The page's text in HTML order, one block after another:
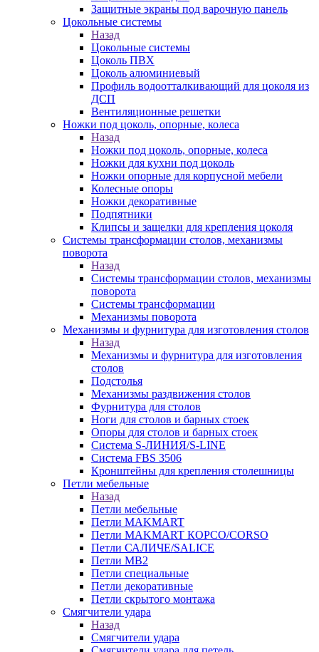
Защитные экраны под варочную панель
Цокольные системы
Назад
Цокольные системы
Цоколь ПВХ
Цоколь алюминиевый
Профиль водоотталкивающий для цоколя из
ДСП
Вентиляционные решетки
Ножки под цоколь, опорные, колеса
Назад
Ножки под цоколь, опорные, колеса
Ножки для кухни под цоколь
Ножки опорные для корпусной мебели
Колесные опоры
Ножки декоративные
Подпятники
Клипсы и защелки для крепления цоколя
Системы трансформации столов, механизмы
поворота
Назад
Системы трансформации столов, механизмы
поворота
Системы трансформации
Механизмы поворота
Механизмы и фурнитура для изготовления столов
Назад
Механизмы и фурнитура для изготовления
столов
Подстолья
Механизмы раздвижения столов
Фурнитура для столов
Ноги для столов и барных стоек
Опоры для столов и барных стоек
Система S-ЛИНИЯ/S-LINE
Система FBS 3506
Кронштейны для крепления столешницы
Петли мебельные
Назад
Петли мебельные
Петли MAKMART
Петли MAKMART КОРСО/CORSO
Петли САЛИЧЕ/SALICE
Петли MB2
Петли специальные
Петли декоративные
Петли скрытого монтажа
Смягчители удара
Назад
Смягчители удара